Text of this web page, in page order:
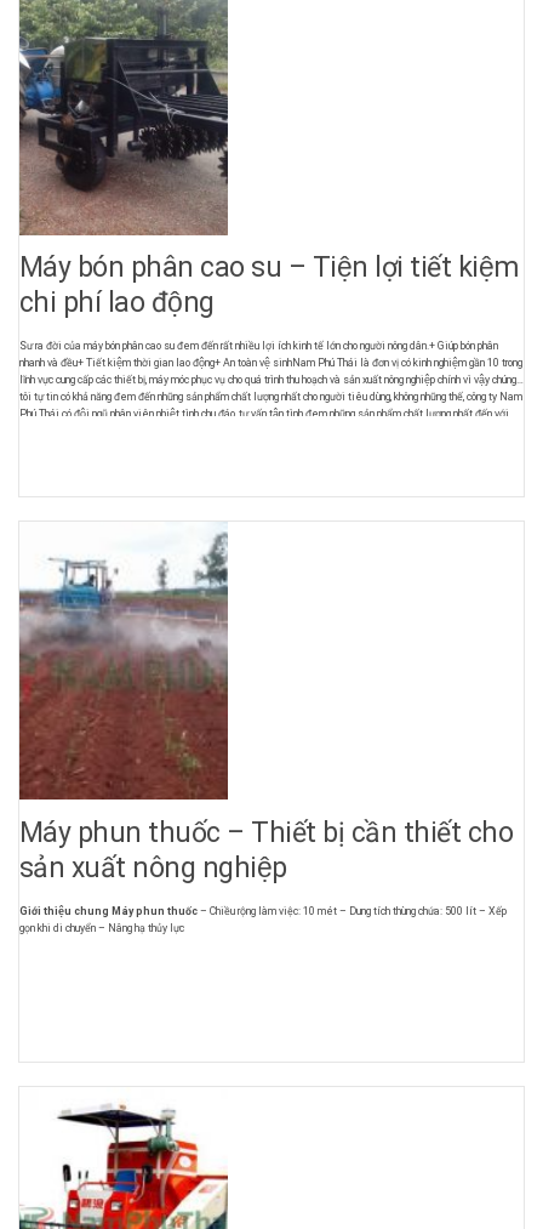
Máy bón phân cao su – Tiện lợi tiết kiệm
chi phí lao động
Sư ra đời của máy bón phân cao su đem đến rất nhiều lợi ích kinh tế lớn cho người nông dân.+ Giúp bón phân
nhanh và đều+ Tiết kiệm thời gian lao động+ An toàn vệ sinhNam Phú Thái là đơn vị có kinh nghiệm gần 10 trong
lĩnh vực cung cấp các thiết bị, máy móc phục vụ cho quá trình thu hoạch và sản xuất nông nghiệp chính vì vậy chúng
tôi tự tin có khả năng đem đến những sản phẩm chất lượng nhất cho người tiêu dùng, không những thế, công ty Nam
Phú Thái có đội ngũ nhân viên nhiệt tình chu đáo, tư vấn tận tình đem những sản phẩm chất lượng nhất đến với
Máy phun thuốc – Thiết bị cần thiết cho
sản xuất nông nghiệp
Giới thiệu chung Máy phun thuốc– Chiều rộng làm việc: 10 mét – Dung tích thùng chứa: 500 lít – Xếp
gọn khi di chuyển – Nâng hạ thủy lực